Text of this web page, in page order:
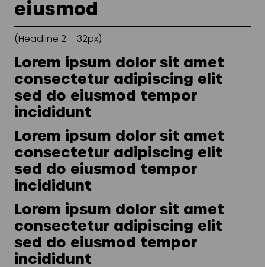
eiusmod
(Headline 2 – 32px)
Lorem ipsum dolor sit amet
consectetur adipiscing elit
sed do eiusmod tempor
incididunt
Lorem ipsum dolor sit amet
consectetur adipiscing elit
sed do eiusmod tempor
incididunt
Lorem ipsum dolor sit amet
consectetur adipiscing elit
sed do eiusmod tempor
incididunt